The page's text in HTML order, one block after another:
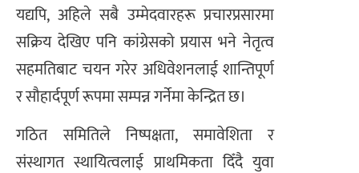
यद्यपि, अहिले सबै उम्मेदवारहरू प्रचारप्रसारमा
सक्रिय देखिए पनि कांग्रेसको प्रयास भने नेतृत्व
सहमतिबाट चयन गरेर अधिवेशनलाई शान्तिपूर्ण
र सौहार्दपूर्ण रूपमा सम्पन्न गर्नेमा केन्द्रित छ।
गठित समितिले निष्पक्षता, समावेशिता र
संस्थागत स्थायित्वलाई प्राथमिकता दिँदै युवा